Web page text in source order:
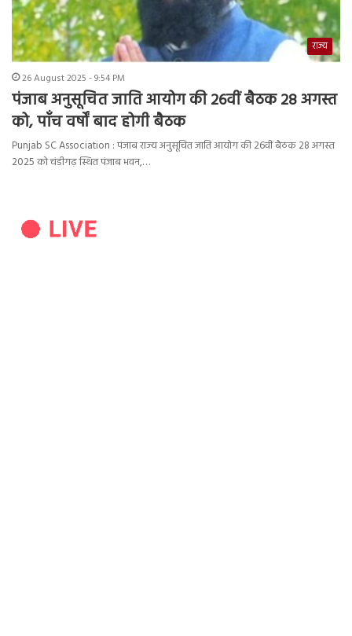
राज्य
26 August 2025 - 9:54 PM
पंजाब अनुसूचित जाति आयोग की 26वीं बैठक 28 अगस्त
को, पाँच वर्षों बाद होगी बैठक
Punjab SC Association : पंजाब राज्य अनुसूचित जाति आयोग की 26वीं बैठक 28 अगस्त
2025 को चंडीगढ़ स्थित पंजाब भवन,…